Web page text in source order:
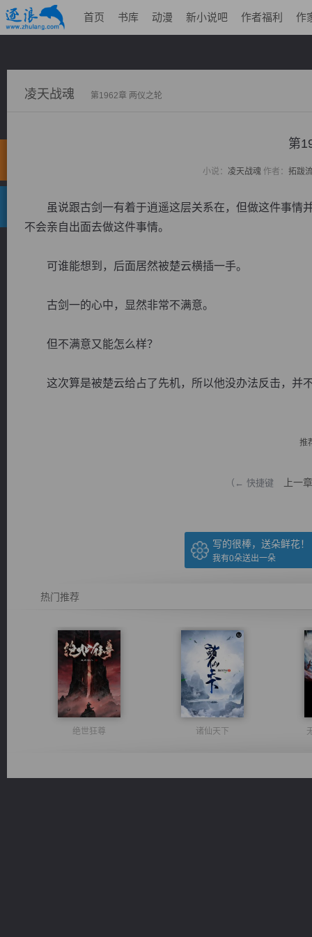
首页 书库 动漫 新小说吧 作者福利 作
凌天战魂 第1962章 两仪之轮
第
小说： 凌天战魂作者： 拓跋
虽说跟古剑一有着于逍遥这层关系在，但做这件事情
不会亲自出面去做这件事情。
可谁能想到，后面居然被楚云横插一手。
古剑一的心中，显然非常不满意。
但不满意又能怎么样？
这次算是被楚云给占了先机，所以他没办法反击，并
推
（← 快捷键 上一章
写的很棒，送朵鲜花！
我有0朵送出一朵
热门推荐
绝世狂尊 诸仙天下